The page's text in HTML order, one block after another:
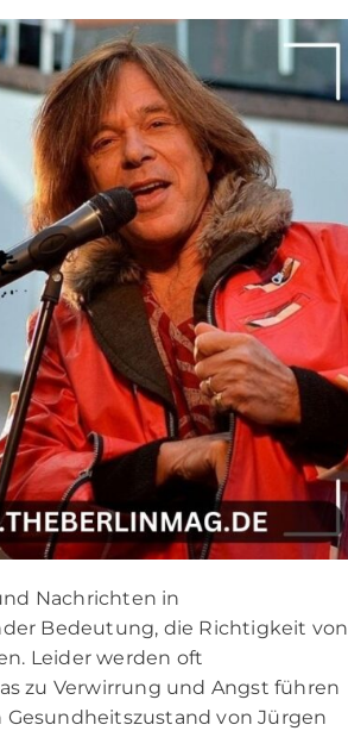
Nachrichten in
Bedeutung, die Richtigkeit von
Leider werden oft
zu Verwirrung und Angst führen
von Jürgen